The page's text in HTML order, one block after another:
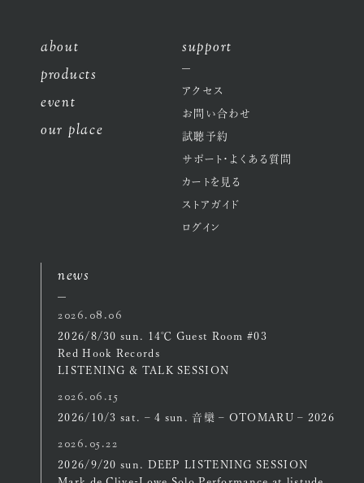
about
products
event
our place
support
アクセス
お問い合わせ
試聴予約
サポート・よくある質問
カートを見る
ストアガイド
ログイン
news
2026.08.06
2026/8/30 sun. 14℃ Guest Room #03
Red Hook Records
LISTENING & TALK SESSION
2026.06.15
2026/10/3 sat. – 4 sun. 音欒 – OTOMARU – 2026
2026.05.22
2026/9/20 sun. DEEP LISTENING SESSION